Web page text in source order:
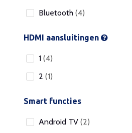
Bluetooth (4)
HDMI aansluitingen
1 (4)
2 (1)
Smart functies
Android TV (2)